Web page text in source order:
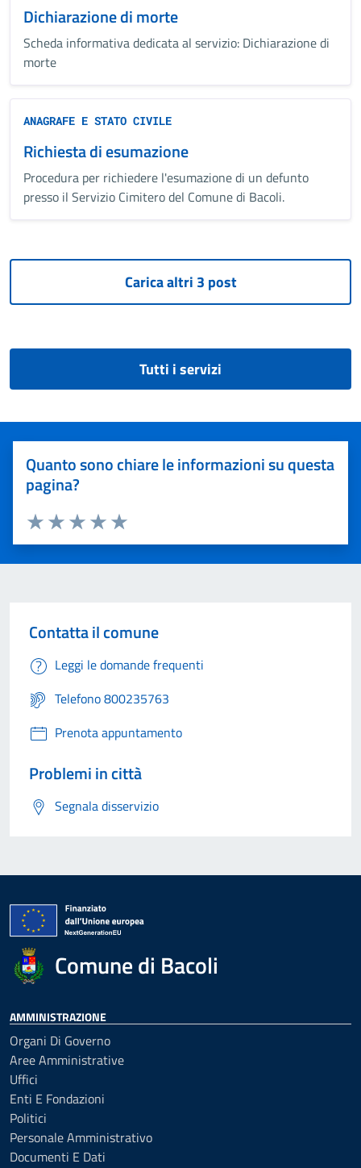
Dichiarazione di morte
Scheda informativa dedicata al servizio: Dichiarazione di
morte
ANAGRAFE E STATO CIVILE
Richiesta di esumazione
Procedura per richiedere l'esumazione di un defunto
presso il Servizio Cimitero del Comune di Bacoli.
Tutti i servizi
Quanto sono chiare le informazioni su questa
pagina?
Valuta 5 stelle su 5
Valuta 4 stelle su 5
Valuta 3 stelle su 5
Valuta 2 stelle su 5
Valuta 1 stelle su 5
Contatta il comune
Leggi le domande frequenti
Telefono 800235763
Prenota appuntamento
Problemi in città
Segnala disservizio
Comune di Bacoli
AMMINISTRAZIONE
Organi Di Governo
Aree Amministrative
Uffici
Enti E Fondazioni
Politici
Personale Amministrativo
Documenti E Dati